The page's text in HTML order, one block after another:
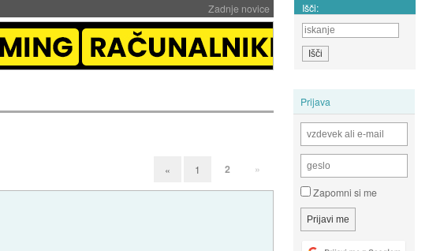
Zadnje novice Išči:
Prijava
Zapomni si me
« 1 2 »